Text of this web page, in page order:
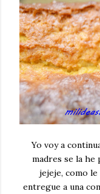
Yo voy a
madres se la he
jejeje, como le
entregue a una